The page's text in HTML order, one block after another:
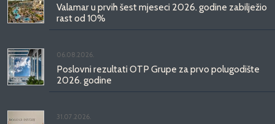
Valamar u prvih šest mjeseci 2026. godine zabilježio
rast od 10%
06.08.2026.
Poslovni rezultati OTP Grupe za prvo polugodište
2026. godine
31.07.2026.